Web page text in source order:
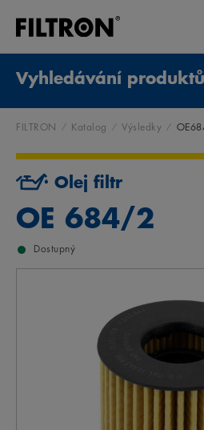
Vyhledávání produktů
FILTRON Katalog Výsledky
Olej filtr
OE 684/2
Dostupný